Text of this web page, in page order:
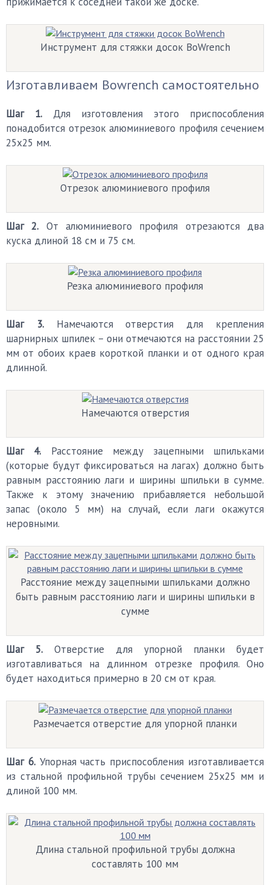
Инструмент для стяжки досок BoWrench
Изготавливаем Bowrench самостоятельно
Шаг 1. Для изготовления этого приспособления
понадобится отрезок алюминиевого профиля сечением
25х25 мм.
Отрезок алюминиевого профиля
Шаг 2. От алюминиевого профиля отрезаются два
куска длиной 18 см и 75 см.
Резка алюминиевого профиля
Шаг 3.Намечаются отверстия для крепления
шарнирных шпилек – они отмечаются на расстоянии 25
мм от обоих краев короткой планки и от одного края
длинной.
Намечаются отверстия
Шаг 4. Расстояние между зацепными шпильками
(которые будут фиксироваться на лагах) должно быть
равным расстоянию лаги и ширины шпильки в сумме.
Также к этому значению прибавляется небольшой
запас (около 5 мм) на случай, если лаги окажутся
неровными.
Расстояние между зацепными шпильками должно
быть равным расстоянию лаги и ширины шпильки в
сумме
Шаг 5. Отверстие для упорной планки будет
изготавливаться на длинном отрезке профиля. Оно
будет находиться примерно в 20 см от края.
Размечается отверстие для упорной планки
Шаг 6.Упорная часть приспособления изготавливается
из стальной профильной трубы сечением 25х25 мм и
длиной 100 мм.
Длина стальной профильной трубы должна
составлять 100 мм